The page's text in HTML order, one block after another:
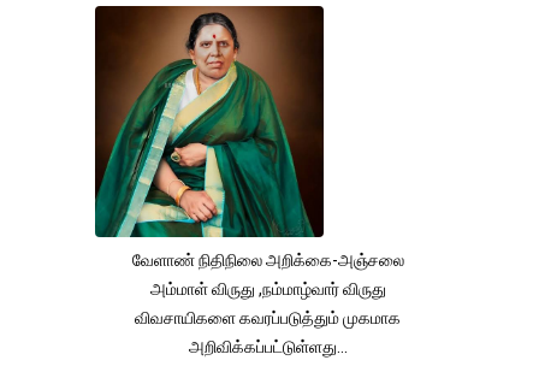
வேளாண் நிதிநிலை அறிக்கை-அஞ்சலை
அம்மாள் விருது ,நம்மாழ்வார் விருது
விவசாயிகளை கவரப்படுத்தும் முகமாக
அறிவிக்கப்பட்டுள்ளது...